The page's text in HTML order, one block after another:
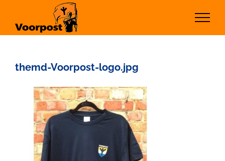
inhoud
themd-Voorpost-logo.jpg